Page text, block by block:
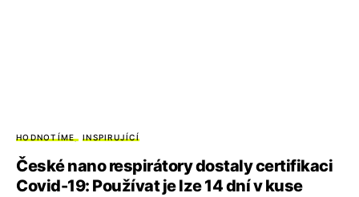
HODNOTÍME INSPIRUJÍCÍ
České nano respirátory dostaly certifikaci
Covid-19: Používat je lze 14 dní v kuse